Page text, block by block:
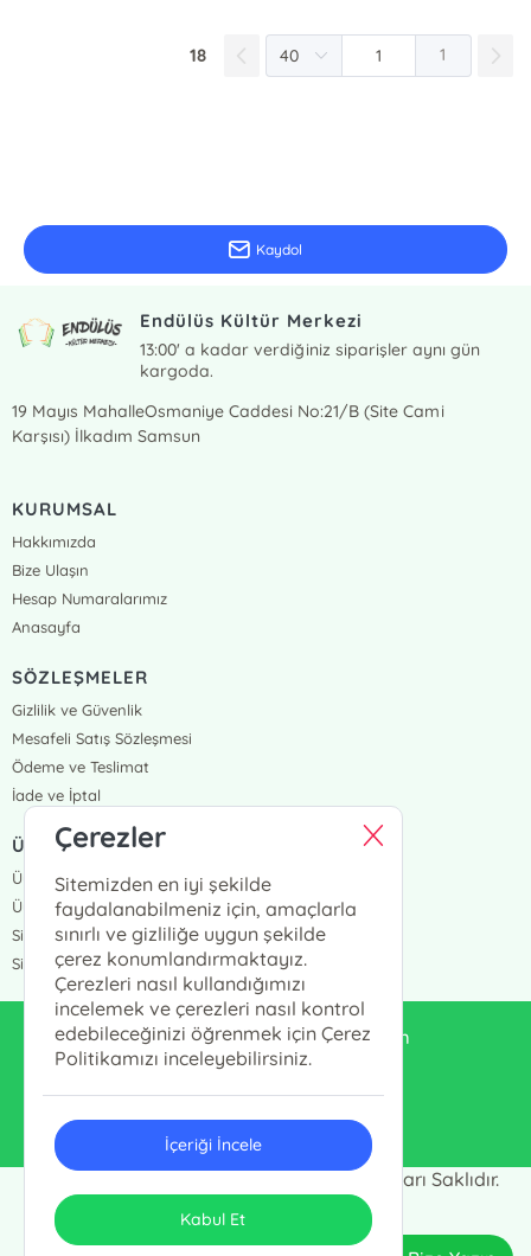
18 1
Kaydol
Endülüs Kültür Merkezi
13:00' a kadar verdiğiniz siparişler aynı gün
kargoda.
19 Mayıs MahalleOsmaniye Caddesi No:21/B (Site Cami
Karşısı) İlkadım Samsun
KURUMSAL
Hakkımızda
Bize Ulaşın
Hesap Numaralarımız
Anasayfa
SÖZLEŞMELER
Gizlilik ve Güvenlik
Mesafeli Satış Sözleşmesi
Ödeme ve Teslimat
İade ve İptal
ÜYELİK VE SİPARİŞ
Üye Girişi
Üye Ol
Sipariş Takip
Siparişlerim
enduluskitabevi@gmail.com
Endülüs Kültür Merkezi © 2024 - Tüm Hakları Saklıdır.
Tasarım & Uygulama
Çerezler
Sitemizden en iyi şekilde
faydalanabilmeniz için, amaçlarla
sınırlı ve gizliliğe uygun şekilde
çerez konumlandırmaktayız.
Çerezleri nasıl kullandığımızı
incelemek ve çerezleri nasıl kontrol
edebileceğinizi öğrenmek için Çerez
Politikamızı inceleyebilirsiniz.
İçeriği İncele
Kabul Et